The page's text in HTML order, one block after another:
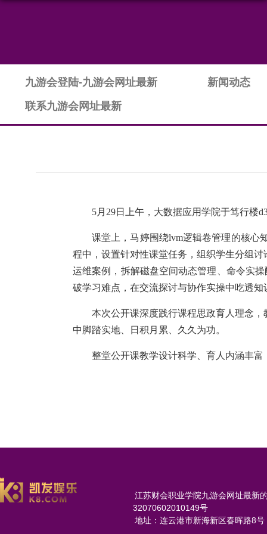
九游会登陆-九游会网址最新
新闻动态
联系九游会网址最新
5月29日上午，大数据应用学院于笃行楼
课堂上，马婷围绕lvm逻辑卷管理的核心
程中，设置针对性课堂任务，组织学生分组
运维案例，拆解磁盘空间动态管理、命令实
破学习难点，在交流探讨与协作实操中吃透
本次公开课深度践行课程思政育人理念
中脚踏实地、日积月累、久久为功。
整堂公开课教学设计科学、育人内涵丰
江苏财会职业学院九游会网址最新
32070602010149号
地址：连云港市新海新区春晖路8